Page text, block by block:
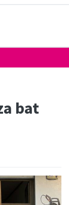
bat